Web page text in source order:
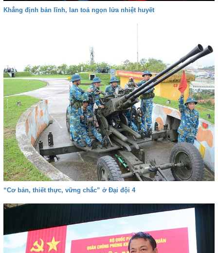
Khẳng định bản lĩnh, lan toả ngọn lửa nhiệt huyết
“Cơ bản, thiết thực, vững chắc” ở Đại đội 4